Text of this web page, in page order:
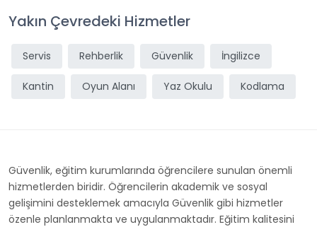
Yakın Çevredeki Hizmetler
Servis Rehberlik Güvenlik İngilizce
Kantin Oyun Alanı Yaz Okulu Kodlama
Güvenlik, eğitim kurumlarında öğrencilere sunulan önemli
hizmetlerden biridir. Öğrencilerin akademik ve sosyal
gelişimini desteklemek amacıyla Güvenlik gibi hizmetler
özenle planlanmakta ve uygulanmaktadır. Eğitim kalitesini